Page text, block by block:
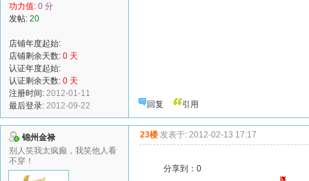
功力值: 0 分
发帖: 20
店铺年度起始:
店铺剩余天数: 0 天
认证年度起始:
认证剩余天数: 0 天
注册时间: 2012-01-11
最后登录: 2012-09-22 回复 引用
锦州金禄
别人笑我太疯癫，我笑他人看
不穿！
23楼 发表于: 2012-02-13 17:17
分享到： 0